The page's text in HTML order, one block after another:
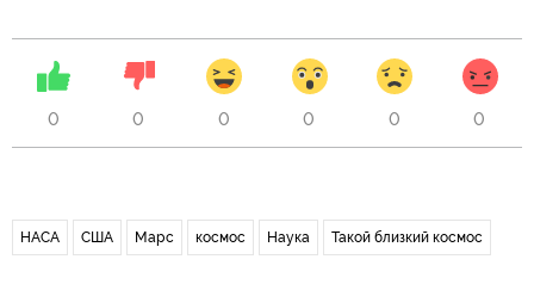
0 0 0 0 0 0
НАСА США Марс космос Наука Такой близкий космос